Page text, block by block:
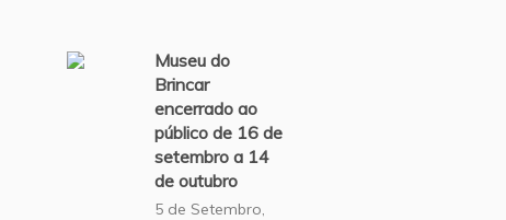
Museu do
Brincar
encerrado ao
público de 16 de
setembro a 14
de outubro
5 de Setembro,